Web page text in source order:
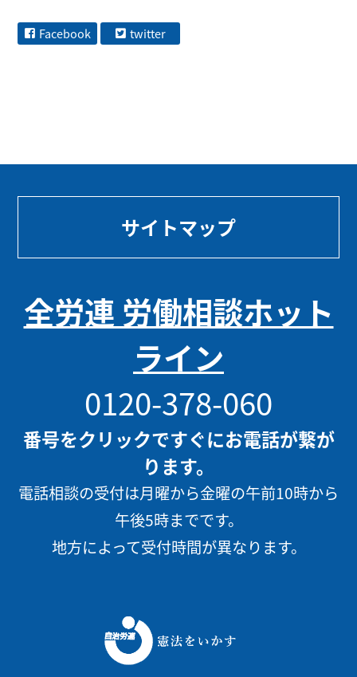
Facebook twitter
サイトマップ
全労連 労働相談ホット
ライン
0120-378-060
番号をクリックですぐにお電話が繋が
ります。
電話相談の受付は月曜から金曜の午前10時から
午後5時までです。
地方によって受付時間が異なります。